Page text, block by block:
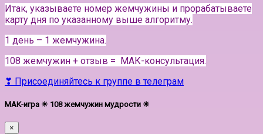
Итак, указываете номер жемчужины и прорабатываете
карту дня по указанному выше алгоритму.
1 день – 1 жемчужина.
108 жемчужин + отзыв = МАК-консультация.
❣ Присоединяйтесь к группе в телеграм
МАК-игра ☀ 108 жемчужин мудрости ☀
×